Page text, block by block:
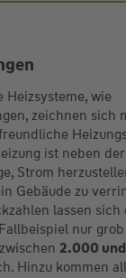
Heizsysteme, wie
zeichnen sich
ist neben
Strom
Gebäude zu
lassen
nur
2.000
Hinzu kommen